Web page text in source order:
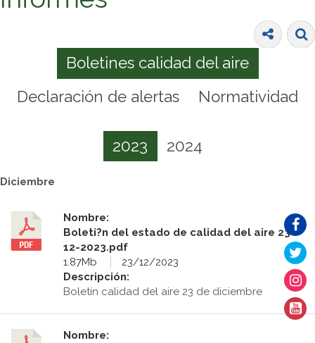
Boletines calidad del aire
Declaración de alertas
Normatividad
2023 2024
Diciembre
Nombre:
Boleti?n del estado de calidad del aire 23-
12-2023.pdf
1.87Mb
23/12/2023
Descripción:
Boletín calidad del aire 23 de diciembre
Nombre: